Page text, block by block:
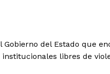
del Estado que
libres de